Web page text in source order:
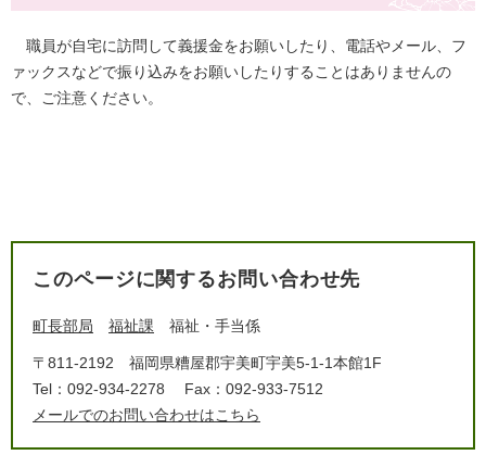
職員が自宅に訪問して義援金をお願いしたり、電話やメール、フ
ァックスなどで振り込みをお願いしたりすることはありませんの
で、ご注意ください。
このページに関するお問い合わせ先
町長部局 福祉課 福祉・手当係
〒811-2192
福岡県糟屋郡宇美町宇美5-1-1本館1F
Tel：092-934-2278
Fax：092-933-7512
メールでのお問い合わせはこちら